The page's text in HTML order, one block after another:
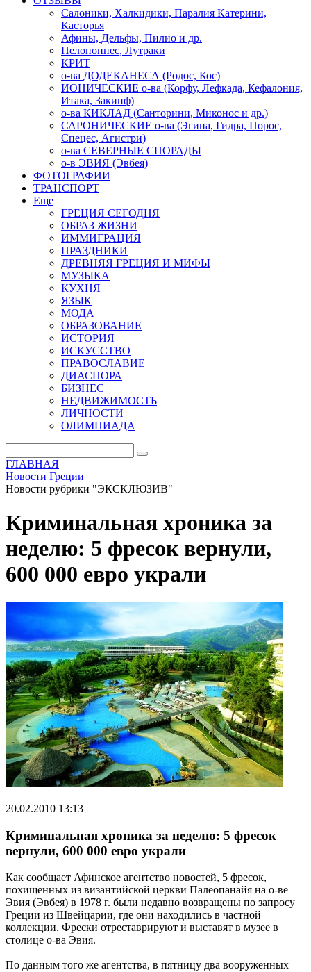
Салоники, Халкидики, Паралия Катерини,
Касторья
Афины, Дельфы, Пилио и др.
Пелопоннес, Лутраки
КРИТ
о-ва ДОДЕКАНЕСА (Родос, Кос)
ИОНИЧЕСКИЕ о-ва (Корфу, Лефкада, Кефалония,
Итака, Закинф)
о-ва КИКЛАД (Санторини, Миконос и др.)
САРОНИЧЕСКИЕ о-ва (Эгина, Гидра, Порос,
Спецес, Агистри)
о-ва СЕВЕРНЫЕ СПОРАДЫ
о-в ЭВИЯ (Эвбея)
ФОТОГРАФИИ
ТРАНСПОРТ
Еще
ГРЕЦИЯ СЕГОДНЯ
ОБРАЗ ЖИЗНИ
ИММИГРАЦИЯ
ПРАЗДНИКИ
ДРЕВНЯЯ ГРЕЦИЯ И МИФЫ
МУЗЫКА
КУХНЯ
ЯЗЫК
МОДА
ОБРАЗОВАНИЕ
ИСТОРИЯ
ИСКУССТВО
ПРАВОСЛАВИЕ
ДИАСПОРА
БИЗНЕС
НЕДВИЖИМОСТЬ
ЛИЧНОСТИ
ОЛИМПИАДА
ГЛАВНАЯ
Новости Греции
Новости рубрики "ЭКСКЛЮЗИВ"
Криминальная хроника за
неделю: 5 фресок вернули,
600 000 евро украли
20.02.2010 13:13
Криминальная хроника за неделю: 5 фресок
вернули, 600 000 евро украли
Как сообщает Афинское агентство новостей, 5 фресок,
похищенных из византийской церкви Палеопанайя на о-ве
Эвия (Эвбея) в 1978 г. были недавно возвращены по запросу
Греции из Швейцарии, где они находились в частной
коллекции. Фрески отреставрируют и выставят в музее в
столице о-ва Эвия.
По данным того же агентства, в пятницу два вооруженных